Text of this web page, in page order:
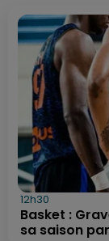
12h30
Basket :
sa saison